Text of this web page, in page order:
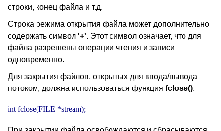
строки, конец файла и т.д.
Строка режима открытия файла может дополнительно
содержать символ '+'. Этот символ означает, что для
файла разрешены операции чтения и записи
одновременно.
Для закрытия файлов, открытых для ввода/вывода
потоком, должна использоваться функция fclose():
int fclose(FILE *stream);